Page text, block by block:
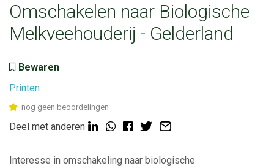
Omschakelen naar Biologische
Melkveehouderij - Gelderland
Bewaren
Printen
nog geen beoordelingen
Deel met anderen
Interesse in omschakeling naar biologische